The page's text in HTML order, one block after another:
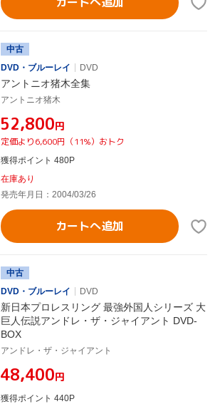
中古
DVD・ブルーレイ
DVD
アントニオ猪木全集
アントニオ猪木
¥52,800円
定価より6,600円（11%）おトク
獲得ポイント 480P
在庫あり
発売年月日：2004/03/26
カートへ追加
中古
DVD・ブルーレイ
DVD
新日本プロレスリング 最強外国人シリーズ 大
巨人伝説アンドレ・ザ・ジャイアント DVD-
BOX
アンドレ・ザ・ジャイアント
¥48,400円
獲得ポイント 440P